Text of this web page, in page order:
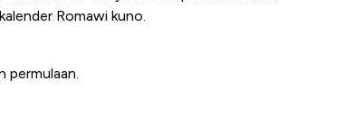
Romawi kuno.
permulaan.